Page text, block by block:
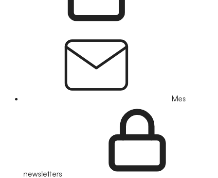
Mes
newsletters